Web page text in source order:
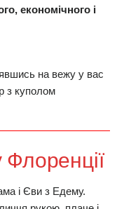
економічного і
на вежу у вас
з куполом
і Єви з Едему.